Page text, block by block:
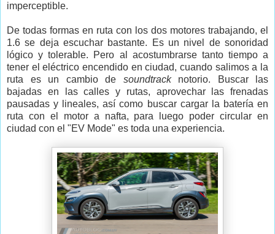
imperceptible.
De todas formas en ruta con los dos motores trabajando, el
1.6 se deja escuchar bastante. Es un nivel de sonoridad
lógico y tolerable. Pero al acostumbrarse tanto tiempo a
tener el eléctrico encendido en ciudad, cuando salimos a la
ruta es un cambio de soundtracknotorio. Buscar las
bajadas en las calles y rutas, aprovechar las frenadas
pausadas y lineales, así como buscar cargar la batería en
ruta con el motor a nafta, para luego poder circular en
ciudad con el "EV Mode" es toda una experiencia.